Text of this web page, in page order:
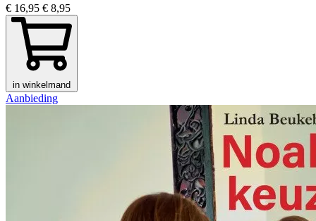
€ 16,95 € 8,95
in winkelmand
Aanbieding